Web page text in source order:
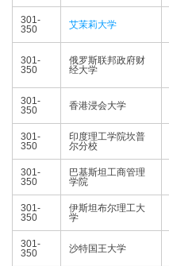
301-
350
艾茉莉大学
301-
350
俄罗斯联邦政府财
经大学
301-
350
香港浸会大学
301-
350
印度理工学院坎普
尔分校
301-
350
巴基斯坦工商管理
学院
301-
350
伊斯坦布尔理工大
学
301-
350
沙特国王大学